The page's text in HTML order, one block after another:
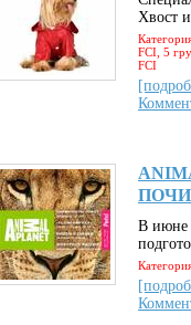
Хвост
FCI, 5
FCI
В июне